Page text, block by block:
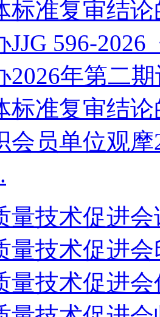
标准复审结
JJG 596-
2026年第二
标准复审结
会员单位观
量技术促进
量技术促进
量技术促进